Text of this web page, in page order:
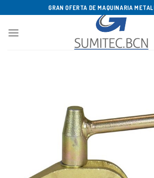
al
contenido
GRAN OFERTA DE MAQUINARIA